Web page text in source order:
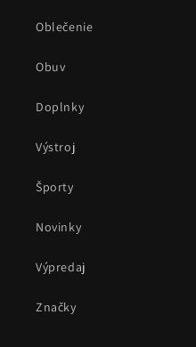
Oblečenie
Obuv
Doplnky
Výstroj
Športy
Novinky
Výpredaj
Značky